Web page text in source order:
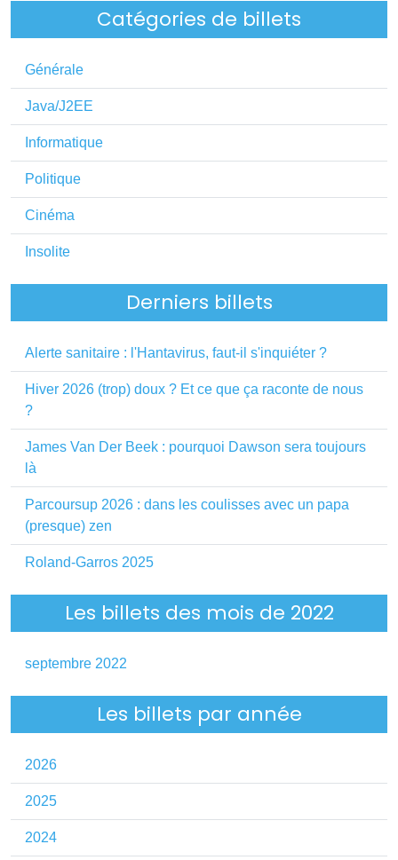
Catégories de billets
Générale
Java/J2EE
Informatique
Politique
Cinéma
Insolite
Derniers billets
Alerte sanitaire : l'Hantavirus, faut-il s'inquiéter ?
Hiver 2026 (trop) doux ? Et ce que ça raconte de nous
?
James Van Der Beek : pourquoi Dawson sera toujours
là
Parcoursup 2026 : dans les coulisses avec un papa
(presque) zen
Roland-Garros 2025
Les billets des mois de 2022
septembre 2022
Les billets par année
2026
2025
2024